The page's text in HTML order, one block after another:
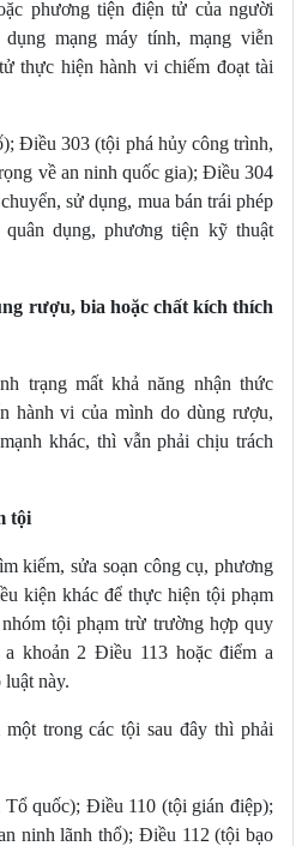
phương tiện điện tử của người
mạng máy tính, mạng viễn
thực hiện hành vi chiếm đoạt tài
Điều 303 (tội phá hủy công trình,
về an ninh quốc gia); Điều 304
sử dụng, mua bán trái phép
dụng, phương tiện kỹ thuật
rượu, bia hoặc chất kích thích
trạng mất khả năng nhận thức
hành vi của mình do dùng rượu,
khác, thì vẫn phải chịu trách
tội
kiếm, sửa soạn công cụ, phương
kiện khác để thực hiện tội phạm
tội phạm trừ trường hợp quy
khoản 2 Điều 113 hoặc điểm a
này.
trong các tội sau đây thì phải
quốc); Điều 110 (tội gián điệp);
ninh lãnh thổ); Điều 112 (tội bạo